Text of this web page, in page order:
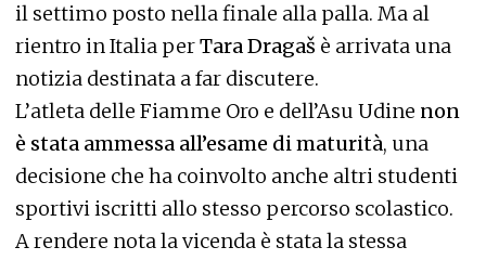
il settimo posto nella finale alla palla. Ma al
rientro in Italia perTara Dragaš è arrivata una
notizia destinata a far discutere.
L’atleta delle Fiamme Oro e dell’Asu Udine non
è stata ammessa all’esame di maturità, una
decisione che ha coinvolto anche altri studenti
sportivi iscritti allo stesso percorso scolastico.
A rendere nota la vicenda è stata la stessa